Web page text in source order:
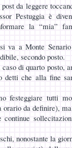
da leggere
Pestuggia è
la “mia”
va a Monte
secondo posto.
di quarto posto,
che alla fine
festeggiare tutti
da definire),
continue
nonostante la